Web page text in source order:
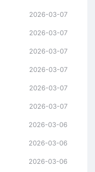
2026-03-07
2026-03-07
2026-03-07
2026-03-07
2026-03-07
2026-03-07
2026-03-06
2026-03-06
2026-03-06